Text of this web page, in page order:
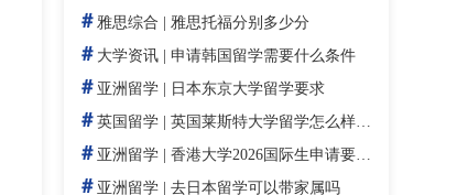
＃ 雅思综合 雅思托福分别多少分
＃ 大学资讯 申请韩国留学需要什么条件
＃ 亚洲留学 日本东京大学留学要求
＃ 英国留学 英国莱斯特大学留学怎么样：2026年QS第326位、DNA指纹技术发源地与申请指南
＃ 亚洲留学 香港大学2026国际生申请要求全面更新，多专业门槛大幅提升！
＃ 亚洲留学 去日本留学可以带家属吗